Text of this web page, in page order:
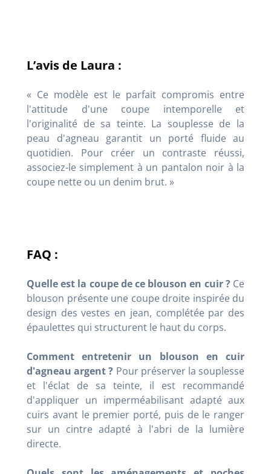
L’avis de Laura :
« Ce modèle est le parfait compromis entre
l'attitude d'une coupe intemporelle et
l'originalité de sa teinte. La souplesse de la
peau d'agneau garantit un porté fluide au
quotidien. Pour créer un contraste réussi,
associez-le simplement à un pantalon noir à la
coupe nette ou un denim brut. »
FAQ :
Quelle est la coupe de ce blouson en cuir ? Ce
blouson présente une coupe droite inspirée du
design des vestes en jean, complétée par des
épaulettes qui structurent le haut du corps.
Comment entretenir un blouson en cuir
d'agneau argent ? Pour préserver la souplesse
et l'éclat de sa teinte, il est recommandé
d'appliquer un imperméabilisant adapté aux
cuirs avant le premier porté, puis de le ranger
sur un cintre adapté à l'abri de la lumière
directe.